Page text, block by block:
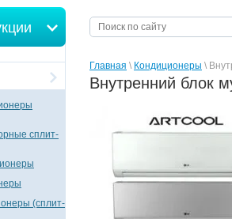
Главная \ Кондиционеры \
Внутренний блок
сплит-
(сплит-